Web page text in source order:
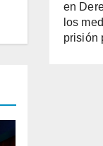
en
los
prisión